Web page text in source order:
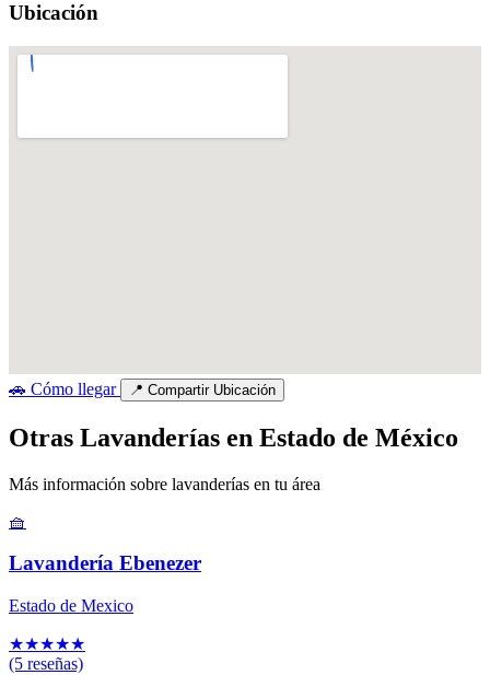
Ubicación
🚗 Cómo llegar 📍 Compartir Ubicación
Otras Lavanderías en Estado de México
Más información sobre lavanderías en tu área
🧺
Lavandería Ebenezer
Estado de Mexico
★★★★★
(5 reseñas)